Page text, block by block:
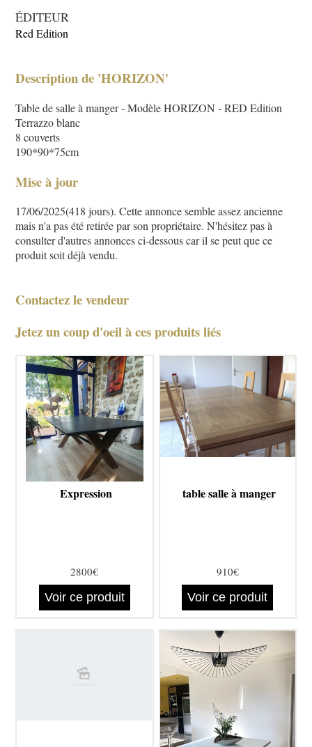
ÉDITEUR
Red Edition
Description de 'HORIZON'
Table de salle à manger - Modèle HORIZON - RED Edition
Terrazzo blanc
8 couverts
190*90*75cm
Mise à jour
17/06/2025(418 jours). Cette annonce semble assez ancienne
mais n'a pas été retirée par son propriétaire. N'hésitez pas à
consulter d'autres annonces ci-dessous car il se peut que ce
produit soit déjà vendu.
Contactez le vendeur
Jetez un coup d'oeil à ces produits liés
Expression
2800€
Voir ce produit
table salle à manger
910€
Voir ce produit